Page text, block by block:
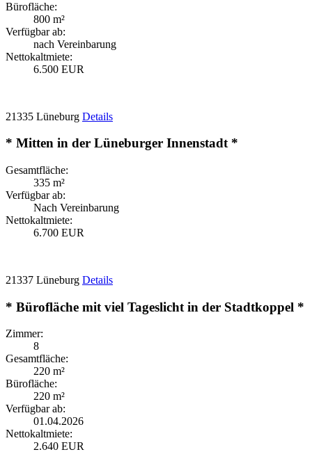
Bürofläche:
800 m²
Verfügbar ab:
nach Vereinbarung
Nettokaltmiete:
6.500 EUR
21335 Lüneburg Details
* Mitten in der Lüneburger Innenstadt *
Gesamtfläche:
335 m²
Verfügbar ab:
Nach Vereinbarung
Nettokaltmiete:
6.700 EUR
21337 Lüneburg Details
* Bürofläche mit viel Tageslicht in der Stadtkoppel *
Zimmer:
8
Gesamtfläche:
220 m²
Bürofläche:
220 m²
Verfügbar ab:
01.04.2026
Nettokaltmiete:
2.640 EUR